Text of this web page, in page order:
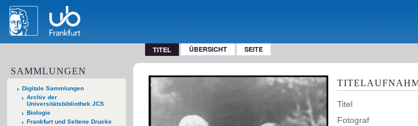
TITEL ÜBERSICHT SEITE
SAMMLUNGEN
Digitale Sammlungen
Archiv der
Universitätsbibliothek JCS
Biologie
Frankfurt und Seltene Drucke
Titel
Fotograf